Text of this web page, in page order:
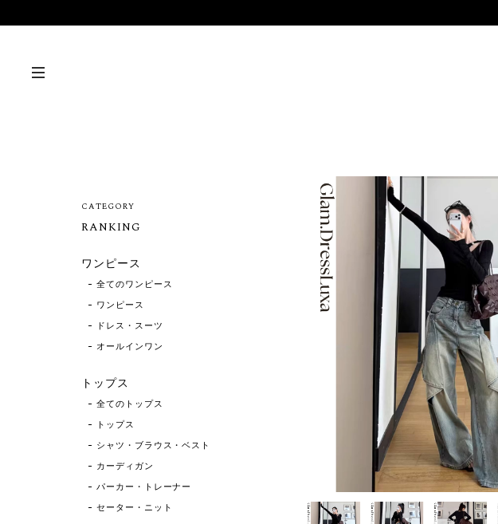
CATEGORY
RANKING
ワンピース
全てのワンピース
ワンピース
ドレス・スーツ
オールインワン
トップス
全てのトップス
トップス
シャツ・ブラウス・ベスト
カーディガン
パーカー・トレーナー
セーター・ニット